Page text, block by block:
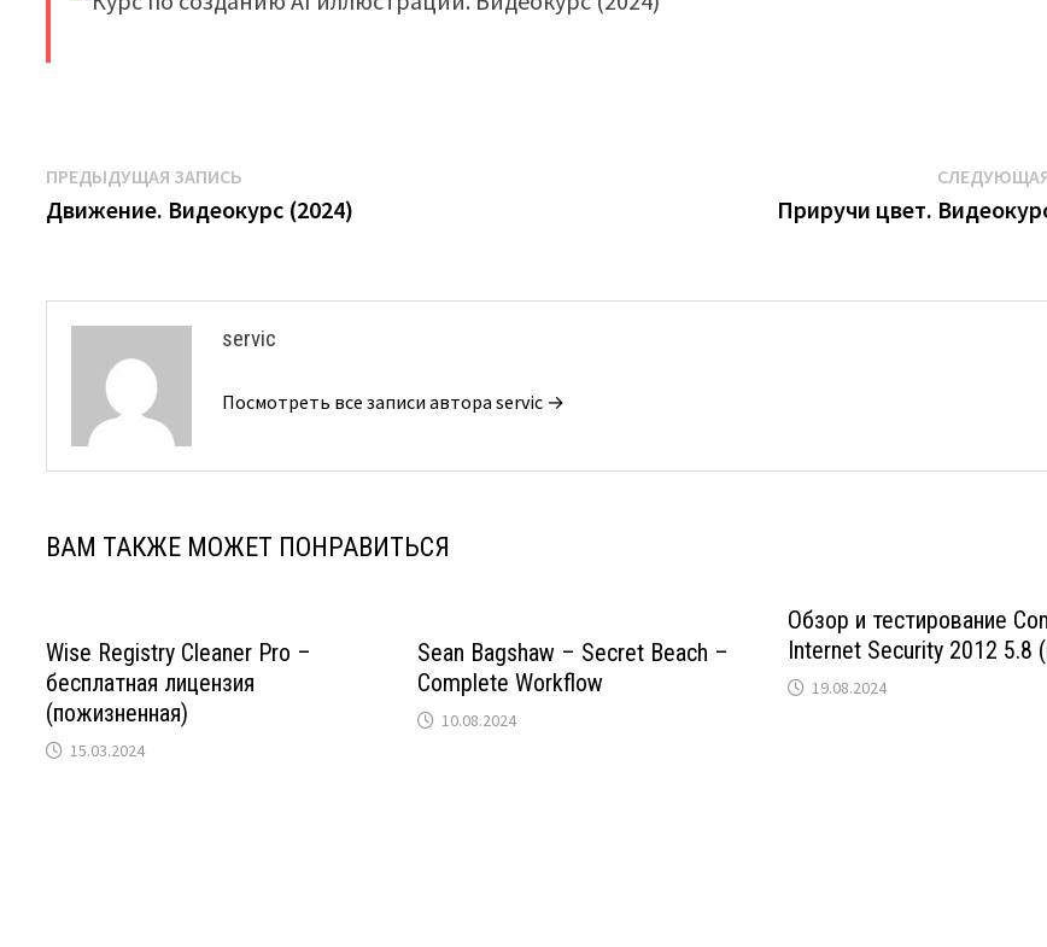
Навигация
по
ПРЕДЫДУЩАЯ ЗАПИСЬ
запись:
Движение. Видеокурс (2024) Приручи цвет.
servic
Посмотреть все записи автора servic →
ВАМ ТАКЖЕ МОЖЕТ ПОНРАВИТЬСЯ
Wise Registry Cleaner Pro –
бесплатная лицензия
(пожизненная)
15.03.2024
Sean Bagshaw – Secret Beach –
Complete Workflow
10.08.2024
Обзор и тестирование
Internet Security 2012 5.8
19.08.2024